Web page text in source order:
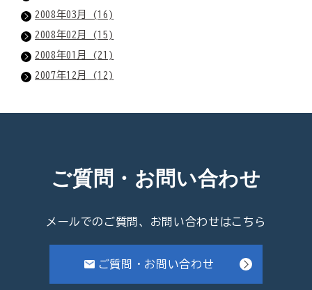
2008年03月 (16)
2008年02月 (15)
2008年01月 (21)
2007年12月 (12)
ご質問・お問い合わせ
メールでのご質問、お問い合わせはこちら
ご質問・お問い合わせ